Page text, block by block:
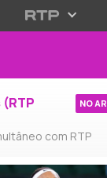
com RTP
NO AR